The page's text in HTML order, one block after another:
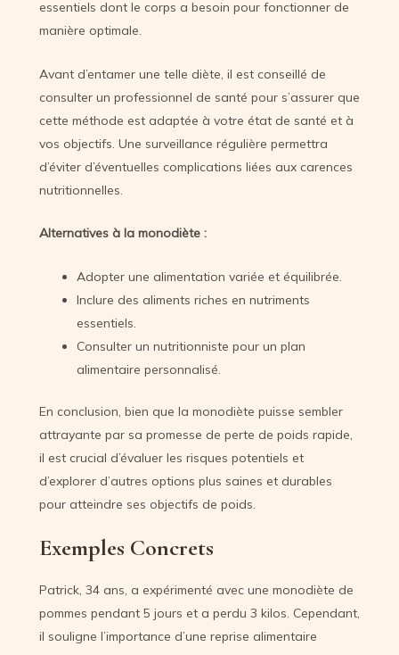
essentiels dont le corps a besoin pour fonctionner de
manière optimale.
Avant d’entamer une telle diète, il est conseillé de
consulter un professionnel de santé pour s’assurer que
cette méthode est adaptée à votre état de santé et à
vos objectifs. Une surveillance régulière permettra
d’éviter d’éventuelles complications liées aux carences
nutritionnelles.
Alternatives à la monodiète :
Adopter une alimentation variée et équilibrée.
Inclure des aliments riches en nutriments
essentiels.
Consulter un nutritionniste pour un plan
alimentaire personnalisé.
En conclusion, bien que la monodiète puisse sembler
attrayante par sa promesse de perte de poids rapide,
il est crucial d’évaluer les risques potentiels et
d’explorer d’autres options plus saines et durables
pour atteindre ses objectifs de poids.
Exemples Concrets
Patrick, 34 ans, a expérimenté avec une monodiète de
pommes pendant 5 jours et a perdu 3 kilos. Cependant,
il souligne l’importance d’une reprise alimentaire